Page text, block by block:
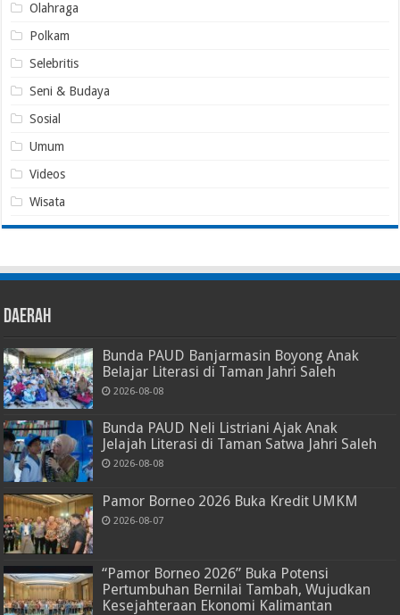
Olahraga
Polkam
Selebritis
Seni & Budaya
Sosial
Umum
Videos
Wisata
Daerah
Bunda PAUD Banjarmasin Boyong Anak
Belajar Literasi di Taman Jahri Saleh
2026-08-08
Bunda PAUD Neli Listriani Ajak Anak
Jelajah Literasi di Taman Satwa Jahri Saleh
2026-08-08
Pamor Borneo 2026 Buka Kredit UMKM
2026-08-07
“Pamor Borneo 2026” Buka Potensi
Pertumbuhan Bernilai Tambah, Wujudkan
Kesejahteraan Ekonomi Kalimantan